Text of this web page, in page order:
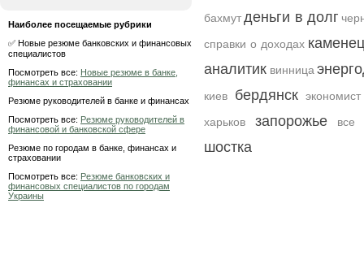
Наиболее посещаемые рубрики
✅ Новые резюме банковских и финансовых
специалистов
Посмотреть все: Новые резюме в банке,
финансах и страховании
Резюме руководителей в банке и финансах
Посмотреть все: Резюме руководителей в
финансовой и банковской сфере
Резюме по городам в банке, финансах и
страховании
Посмотреть все: Резюме банковских и
финансовых специалистов по городам
Украины
бахмут деньги в долг
справки о доходах
аналитик винница
киев бердянск экономист
харьков
запорожье
шостка